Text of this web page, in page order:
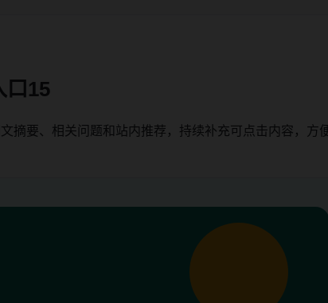
口15
摘要、相关问题和站内推荐，持续补充可点击内容，方